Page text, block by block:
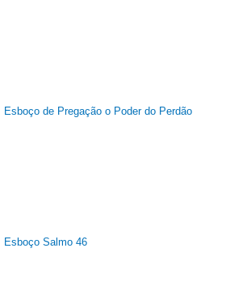
Esboço de Pregação o Poder do Perdão
Esboço Salmo 46